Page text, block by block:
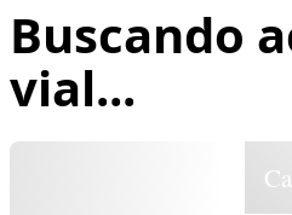
Buscando
vial...